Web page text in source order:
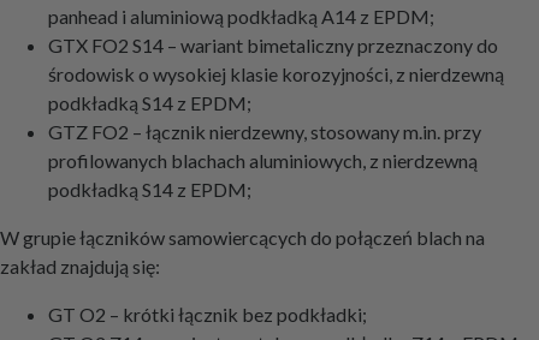
panhead i aluminiową podkładką A14 z EPDM;
GTX FO2 S14 – wariant bimetaliczny przeznaczony do
środowisk o wysokiej klasie korozyjności, z nierdzewną
podkładką S14 z EPDM;
GTZ FO2 – łącznik nierdzewny, stosowany m.in. przy
profilowanych blachach aluminiowych, z nierdzewną
podkładką S14 z EPDM;
W grupie łączników samowiercących do połączeń blach na
zakład znajdują się:
GT O2 – krótki łącznik bez podkładki;